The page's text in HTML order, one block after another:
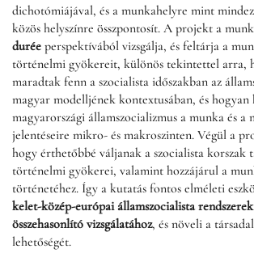
dichotómiájával, és a munkahelyre mint
közös helyszínre összpontosít. A projekt a
durée perspektívából vizsgálja, és feltárja a
történelmi gyökereit, különös tekintettel arra,
maradtak fenn a szocialista időszakban az
magyar modelljének kontextusában, és
magyarországi államszocializmus a munka és a
jelentéseire mikro- és makroszinten. Végül a
hogy érthetőbbé váljanak a szocialista korszak
történelmi gyökerei, valamint hozzájárul a
történetéhez. Így a kutatás fontos elméleti
kelet-közép-európai államszocialista rendszerek
összehasonlító vizsgálatához, és növeli a
lehetőségét.